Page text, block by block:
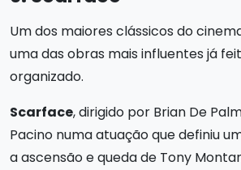
Um dos maiores clássicos do
uma das obras mais influentes já
organizado.
Scarface, dirigido por Brian De
Pacino numa atuação que definiu
a ascensão e queda de Tony